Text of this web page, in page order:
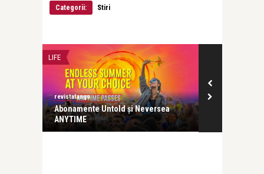
Categorii:
Stiri
LIFE
revistatango
Abonamente Untold și Neversea
ANYTIME